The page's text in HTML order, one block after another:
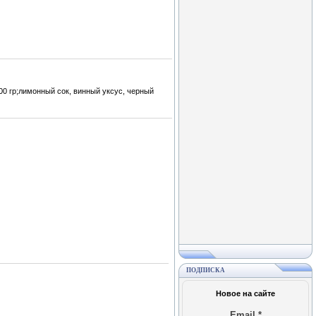
гр;лимонный сок, винный уксус, черный
ПОДПИСКА
Новое на сайте